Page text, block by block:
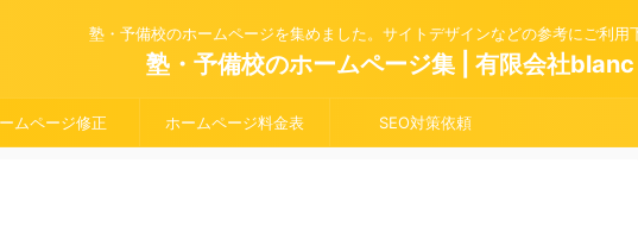
塾・予備校のホームページを集めました。サイトデザインなどの参考にご利用
塾・予備校のホームページ集 | 有限会社blanc
ムページ修正 ホームページ料金表 SEO対策依頼